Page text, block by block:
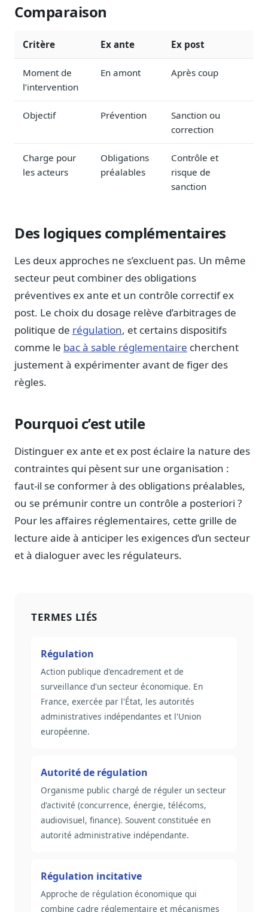
Ils utilisent Legiwatch
Charte IA
Fiabilité, souveraineté, sobriété
Sécurité
Presse
Kit média, contacts
Comparaison
Critère Ex ante Ex post
Moment de
l’intervention
En amont Après coup
Objectif Prévention
Sanction ou
correction
Charge pour
les acteurs
Obligations
préalables
Contrôle et
risque de
sanction
Des logiques complémentaires
Les deux approches ne s’excluent pas. Un même
secteur peut combiner des obligations
préventives ex ante et un contrôle correctif ex
post. Le choix du dosage relève d’arbitrages de
politique de régulation, et certains dispositifs
comme le bac à sable réglementaire cherchent
justement à expérimenter avant de figer des
règles.
Pourquoi c’est utile
Distinguer ex ante et ex post éclaire la nature des
contraintes qui pèsent sur une organisation :
faut-il se conformer à des obligations préalables,
ou se prémunir contre un contrôle a posteriori ?
Pour les affaires réglementaires, cette grille de
lecture aide à anticiper les exigences d’un secteur
et à dialoguer avec les régulateurs.
TERMES LIÉS
Régulation
Action publique d'encadrement et de
surveillance d'un secteur économique. En
France, exercée par l'État, les autorités
administratives indépendantes et l'Union
européenne.
Autorité de régulation
Organisme public chargé de réguler un secteur
d'activité (concurrence, énergie, télécoms,
audiovisuel, finance). Souvent constituée en
autorité administrative indépendante.
Régulation incitative
Approche de régulation économique qui
combine cadre réglementaire et mécanismes